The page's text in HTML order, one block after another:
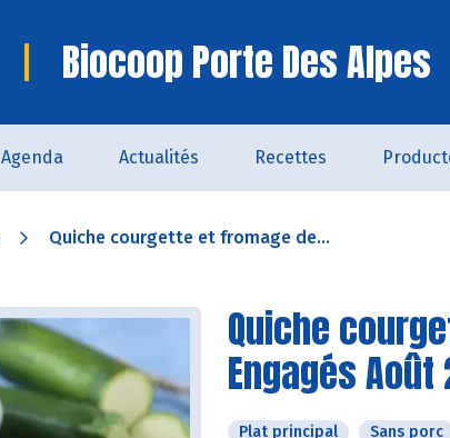
Biocoop Porte Des Alpes
Agenda Actualités Recettes
Quiche courgette et fromage de...
Quiche
Engagés Août
Plat principal Sans porc